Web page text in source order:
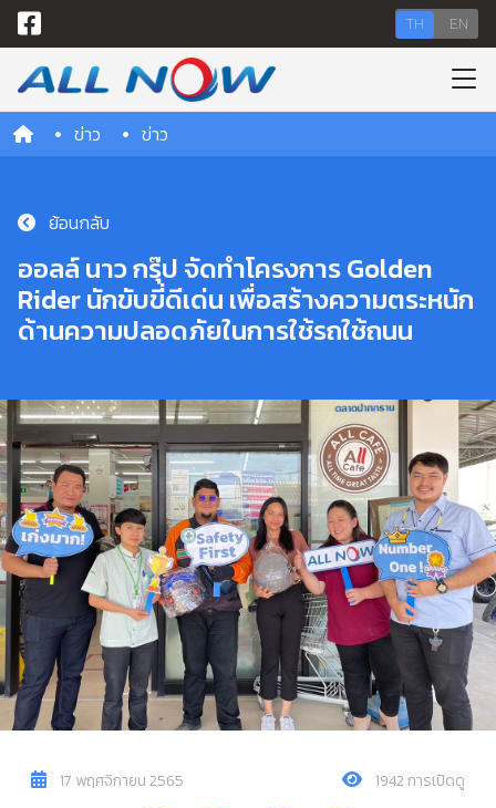
TH EN
ข่าว ข่าว
ย้อนกลับ
ออลล์ นาว กรุ๊ป จัดทำโครงการ Golden
Rider นักขับขี่ดีเด่น เพื่อสร้างความตระหนัก
ด้านความปลอดภัยในการใช้รถใช้ถนน
17 พฤศจิกายน 2565 1942 การเปิดดู